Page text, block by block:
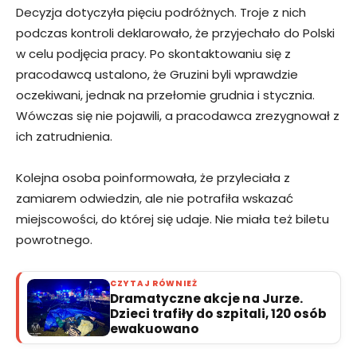
Decyzja dotyczyła pięciu podróżnych. Troje z nich
podczas kontroli deklarowało, że przyjechało do Polski
w celu podjęcia pracy. Po skontaktowaniu się z
pracodawcą ustalono, że Gruzini byli wprawdzie
oczekiwani, jednak na przełomie grudnia i stycznia.
Wówczas się nie pojawili, a pracodawca zrezygnował z
ich zatrudnienia.
Kolejna osoba poinformowała, że przyleciała z
zamiarem odwiedzin, ale nie potrafiła wskazać
miejscowości, do której się udaje. Nie miała też biletu
powrotnego.
CZYTAJ RÓWNIEŻ
Dramatyczne akcje na Jurze.
Dzieci trafiły do szpitali, 120 osób
ewakuowano